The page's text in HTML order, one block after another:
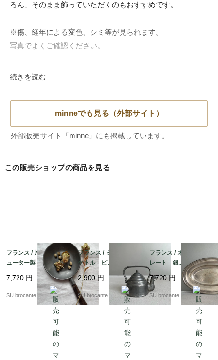
ろん、そのまま飾っていただくのもおすすめです。
※傷、経年による変色、シミ等が見られます。
写真でよくご確認ください。
・素材
1900年代初頭～中期
・サイズ
直径約18.8cm
上、疑問点がある場合は、ご購入の前にお問い合わせくださ
い。
配送中の明らかな破損(写真に載せているものから著しく状
態変化しているもの)以外での返品は基本的にお受け付けで
色合いはお使いのモニターのよって、実物と多少異なること
続きを読む
この販売ショップの商品を見る
フランス / 片手鍋 ピ
ューター製
7,720 円
SU brocante
フランス / ミニチュア
ケトル ピューター製
2,900円
SU brocante
フランス / オーバルプ
レート 銀メッキ
7,720円
SU brocante